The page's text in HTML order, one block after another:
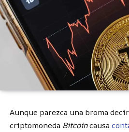
Aunque parezca una broma
criptomoneda Bitcoincausa